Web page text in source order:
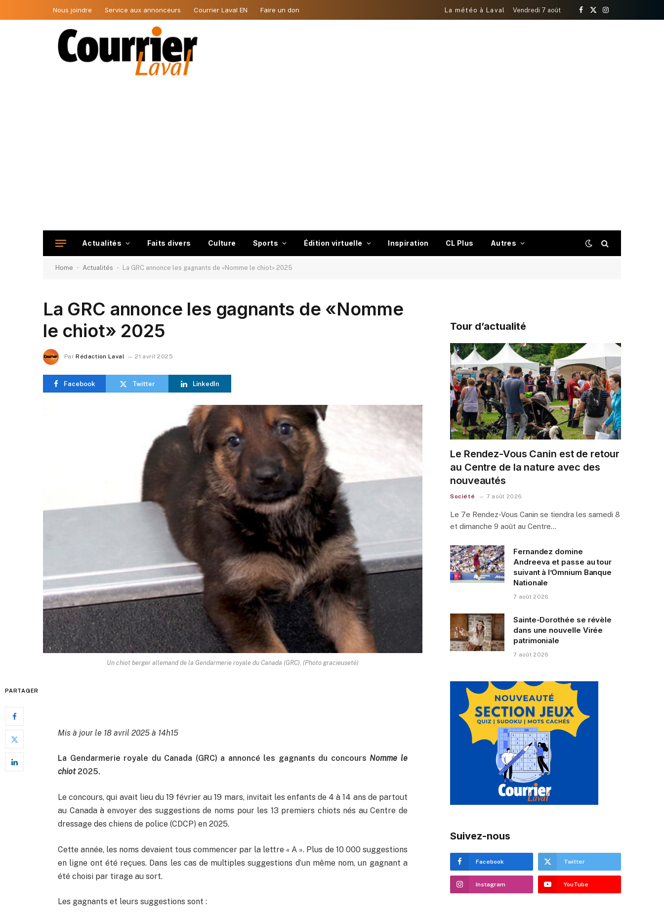
Nous joindre Service aux annonceurs Courrier Laval EN Faire un don La météo à Laval Vendredi 7 août
Facebook
X
Instagram
Actualités Faits divers Culture Sports Édition virtuelle Inspiration CL Plus Autres
Home - Actualités - La GRC annonce les gagnants de «Nomme le chiot» 2025
La GRC annonce les gagnants de «Nomme
le chiot» 2025
Par Rédaction Laval 21 avril 2025
Facebook Twitter LinkedIn
Un chiot berger allemand de la Gendarmerie royale du Canada (GRC). (Photo gracieuseté)
PARTAGER
Mis à jour le 18 avril 2025 à 14h15
La Gendarmerie royale du Canada (GRC) a annoncé les gagnants du concours Nomme le
chiot2025.
Le concours, qui avait lieu du 19 février au 19 mars, invitait les enfants de 4 à 14 ans de partout
au Canada à envoyer des suggestions de noms pour les 13 premiers chiots nés au Centre de
dressage des chiens de police (CDCP) en 2025.
Cette année, les noms devaient tous commencer par la lettre « A ». Plus de 10 000 suggestions
en ligne ont été reçues. Dans les cas de multiples suggestions d’un même nom, un gagnant a
été choisi par tirage au sort.
Les gagnants et leurs suggestions sont :
Tour d’actualité
Le Rendez-Vous Canin est de retour
au Centre de la nature avec des
nouveautés
Société 7 août 2026
Le 7e Rendez-Vous Canin se tiendra les samedi 8
et dimanche 9 août au Centre…
Fernandez domine
Andreeva et passe au tour
suivant à l’Omnium Banque
Nationale
7 août 2026
Sainte-Dorothée se révèle
dans une nouvelle Virée
patrimoniale
7 août 2026
Suivez-nous
Facebook Twitter
Instagram YouTube